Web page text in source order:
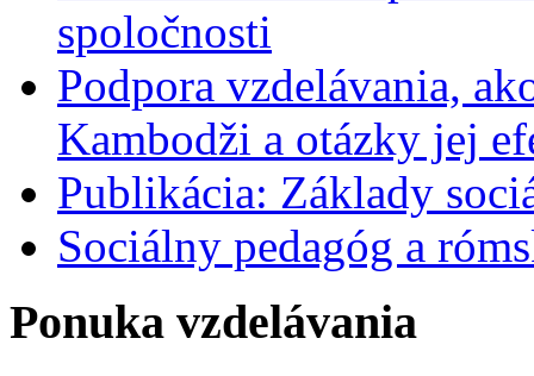
spoločnosti
Podpora vzdelávania,
Kambodži a otázky jej
Publikácia: Základy
Sociálny pedagóg a
Ponuka vzdelávania